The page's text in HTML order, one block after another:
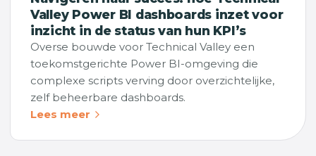
Valley Power BI dashboards inzet voor
inzicht in de status van hun KPI’s
Overse bouwde voor Technical Valley een
toekomstgerichte Power BI-omgeving die
complexe scripts verving door overzichtelijke,
zelf beheerbare dashboards.
Lees meer